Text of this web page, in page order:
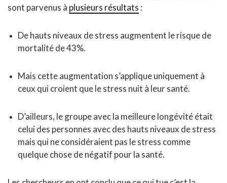
sont parvenus à plusieurs résultats :
De hauts niveaux de stress augmentent le risque de
mortalité de 43%.
Mais cette augmentation s’applique uniquement à
ceux qui croient que le stress nuit à leur santé.
D’ailleurs, le groupe avec la meilleure longévité était
celui des personnes avec des hauts niveaux de stress
mais qui ne considéraient pas le stress comme
quelque chose de négatif pour la santé.